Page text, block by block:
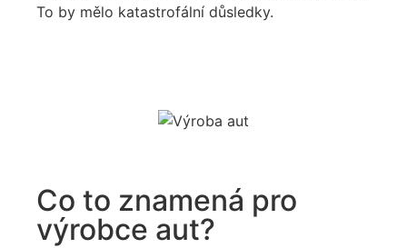
To by mělo katastrofální důsledky.
Co to znamená pro
výrobce aut?